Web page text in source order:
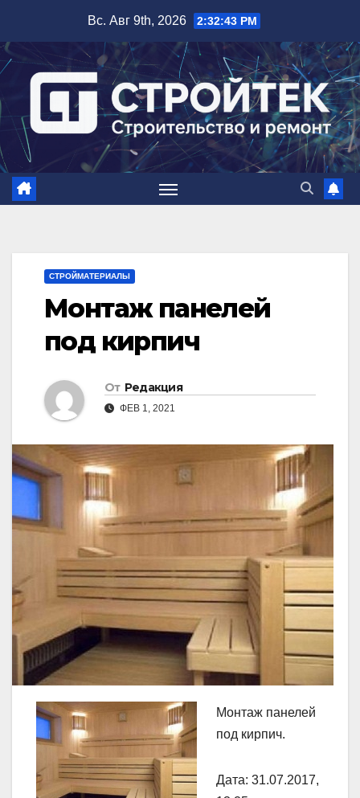
содержимому
Вс. Авг 9th, 2026 2:32:44 PM
СТРОЙМАТЕРИАЛЫ
Монтаж панелей
под кирпич
От Редакция
ФЕВ 1, 2021
Монтаж панелей
под кирпич.
Дата: 31.07.2017,